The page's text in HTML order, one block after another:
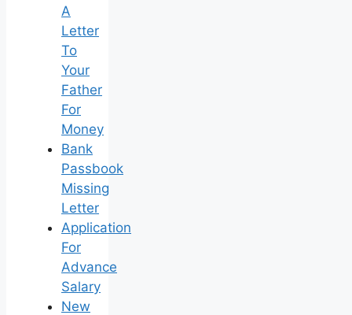
A
Letter
To
Your
Father
For
Money
Bank
Passbook
Missing
Letter
Application
For
Advance
Salary
New